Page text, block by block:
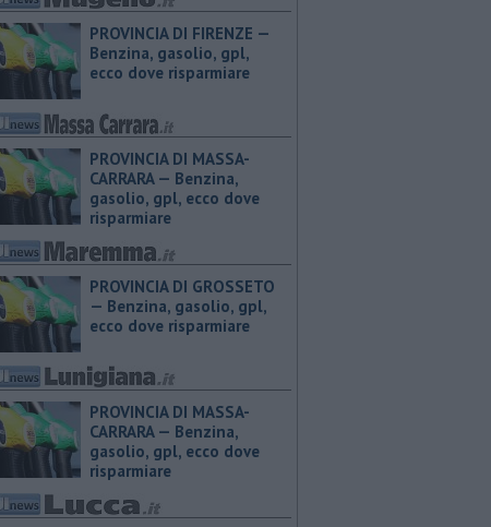
PROVINCIA DI FIRENZE — ​
Benzina, gasolio, gpl,
ecco dove risparmiare
PROVINCIA DI MASSA-
CARRARA — ​Benzina,
gasolio, gpl, ecco dove
risparmiare
PROVINCIA DI GROSSETO
— ​Benzina, gasolio, gpl,
ecco dove risparmiare
PROVINCIA DI MASSA-
CARRARA — ​Benzina,
gasolio, gpl, ecco dove
risparmiare